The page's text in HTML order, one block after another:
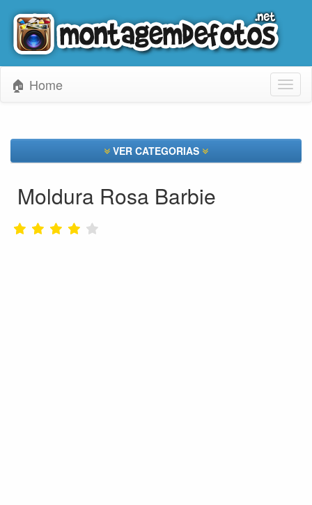
🏠 Home
VER CATEGORIAS
Moldura Rosa Barbie